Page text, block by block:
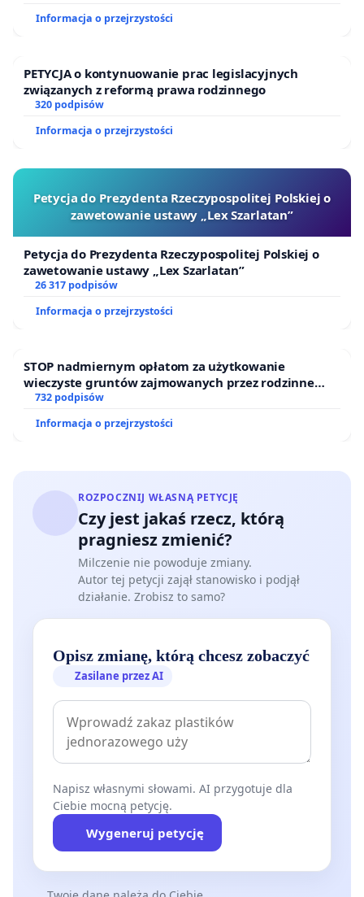
Informacja o przejrzystości
PETYCJA o kontynuowanie prac legislacyjnych
związanych z reformą prawa rodzinnego
320 podpisów
Informacja o przejrzystości
Petycja do Prezydenta Rzeczypospolitej Polskiej o
zawetowanie ustawy „Lex Szarlatan”
Petycja do Prezydenta Rzeczypospolitej Polskiej o
zawetowanie ustawy „Lex Szarlatan”
26 317 podpisów
Informacja o przejrzystości
STOP nadmiernym opłatom za użytkowanie
wieczyste gruntów zajmowanych przez rodzinne
ogrody działkowe.
732 podpisów
Informacja o przejrzystości
ROZPOCZNIJ WŁASNĄ PETYCJĘ
Czy jest jakaś rzecz, którą
pragniesz zmienić?
Milczenie nie powoduje zmiany.
Autor tej petycji zajął stanowisko i podjął
działanie. Zrobisz to samo?
Opisz zmianę, którą chcesz zobaczyć
Zasilane przez AI
Napisz własnymi słowami. AI przygotuje dla
Ciebie mocną petycję.
Wygeneruj petycję